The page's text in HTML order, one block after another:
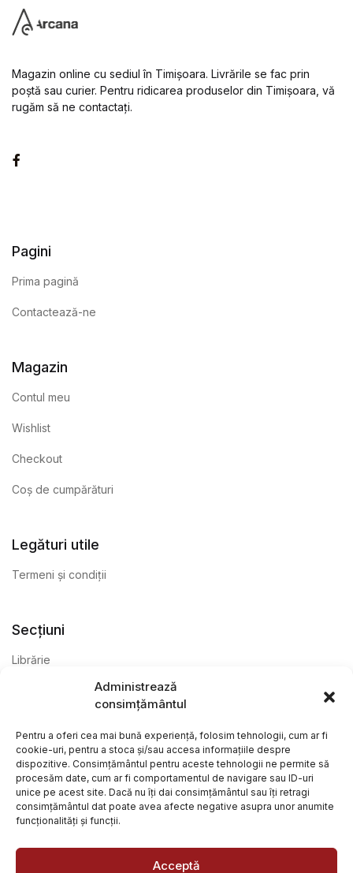
Administrează
consimțământul
Pentru a oferi cea mai bună experiență, folosim tehnologii, cum ar fi
cookie-uri, pentru a stoca și/sau accesa informațiile despre
dispozitive. Consimțământul pentru aceste tehnologii ne permite să
procesăm date, cum ar fi comportamentul de navigare sau ID-uri
unice pe acest site. Dacă nu îți dai consimțământul sau îți retragi
consimțământul dat poate avea afecte negative asupra unor anumite
funcționalități și funcții.
Acceptă
Magazin online cu sediul în Timișoara. Livrările se fac prin
poștă sau curier. Pentru ridicarea produselor din Timișoara, vă
rugăm să ne contactați.
Pagini
Prima pagină
Contactează-ne
Magazin
Contul meu
Wishlist
Checkout
Coș de cumpărături
Legături utile
Termeni și condiții
Secțiuni
Librărie
@ Librăria Arcana. Toate drepturile rezervate. Site creat de